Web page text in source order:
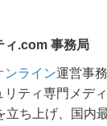
ィ.com 事務局
ンライン運営事
ティ専門メデ
立ち上げ、国内